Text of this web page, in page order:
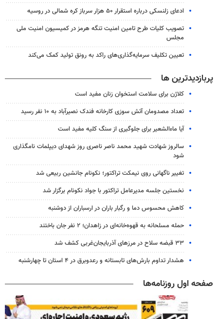
ادعای زلنسکی درباره استقرار ۵۰ هزار سرباز کره شمالی در روسیه
تصویب کلیات طرح تامین امنیت تنگه هرمز در کمیسیون امنیت ملی
مجلس
تعیین تکلیف سرمایه‌گذاری‌های راکد به رونق تولید کمک می‌کند
پربازدیدترین ها
کلاژن برای سلامت استخوان زنان مفید است
تعداد مصدومان آتش سوزی کارخانه فندک نصیرآباد به ۱۰ نفر رسید
آیا ماءالشعیر برای جلوگیری از سنگ کلیه مفید است
سالروز شهادت شهید محمد ناصر ناصری روز شهدای دیپلمات نامگذاری
شود
تغییر ناگهانی روی نیمکت تراکتور؛ نکونام جانشین ربیعی شد
نخستین جلسه مدیرعامل تراکتور با جواد نکونام برگزار شد
کاهش محسوس دما و رگبار باران در ارسباران از دوشنبه
حمله مسلحانه به قهوه‌خانه‌ای در زاهدان؛ ۲ نفر جان باختند
۳۳ قبضه سلاح در مرزهای آذربایجان‌غربی کشف شد
هشدار تداوم بارش‌های تابستانه و رعدوبرق در ۴ استان تا چهارشنبه
صفحه اول روزنامه‌ها